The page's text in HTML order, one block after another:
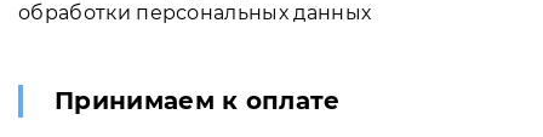
обработки персональных данных
Принимаем к оплате